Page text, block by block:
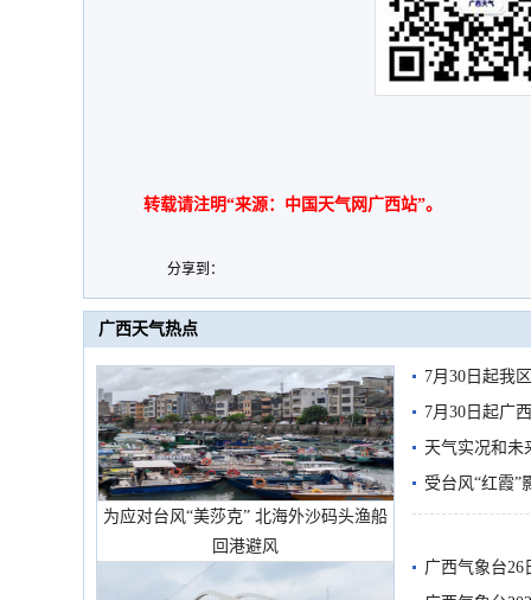
转载请注明“来源：中国天气网广西站”。
分享到：
广西天气热点
为应对台风“美莎克” 北海外沙码头渔船
回港避风
7月30日起我
7月30日起广
天气实况和未
受台风“红霞”
有较强降雨
广西气象台26